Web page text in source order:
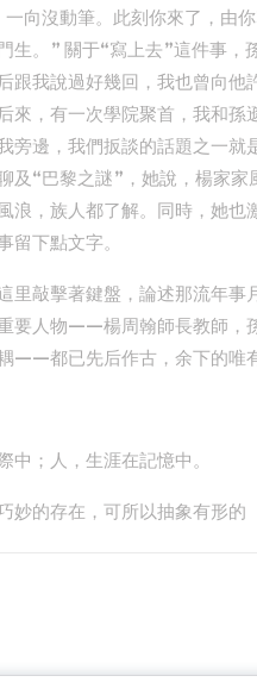
向沒動筆。此刻你來了，由你
生。” 關于“寫上去”這件事，
跟我說過好幾回，我也曾向他
來，有一次學院聚首，我和孫
旁邊，我們扳談的話題之一就
及“巴黎之謎”，她說，楊家家
浪，族人都了解。同時，她也
留下點文字。
里敲擊著鍵盤，論述那流年事
要人物——楊周翰師長教師，
——都已先后作古，余下的唯有
中；人，生涯在記憶中。
妙的存在，可所以抽象有形的